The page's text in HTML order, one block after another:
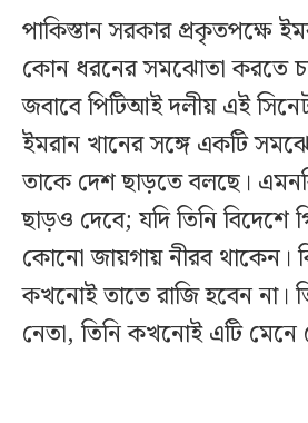
পাকিস্তান সরকার প্রকৃতপক্ষে
কোন ধরনের সমঝোতা করতে
জবাবে পিটিআই দলীয় এই
ইমরান খানের সঙ্গে একটি
তাকে দেশ ছাড়তে বলছে।
ছাড়ও দেবে; যদি তিনি বিদেশে
কোনো জায়গায় নীরব থাকেন।
কখনোই তাতে রাজি হবেন না।
নেতা, তিনি কখনোই এটি মেনে